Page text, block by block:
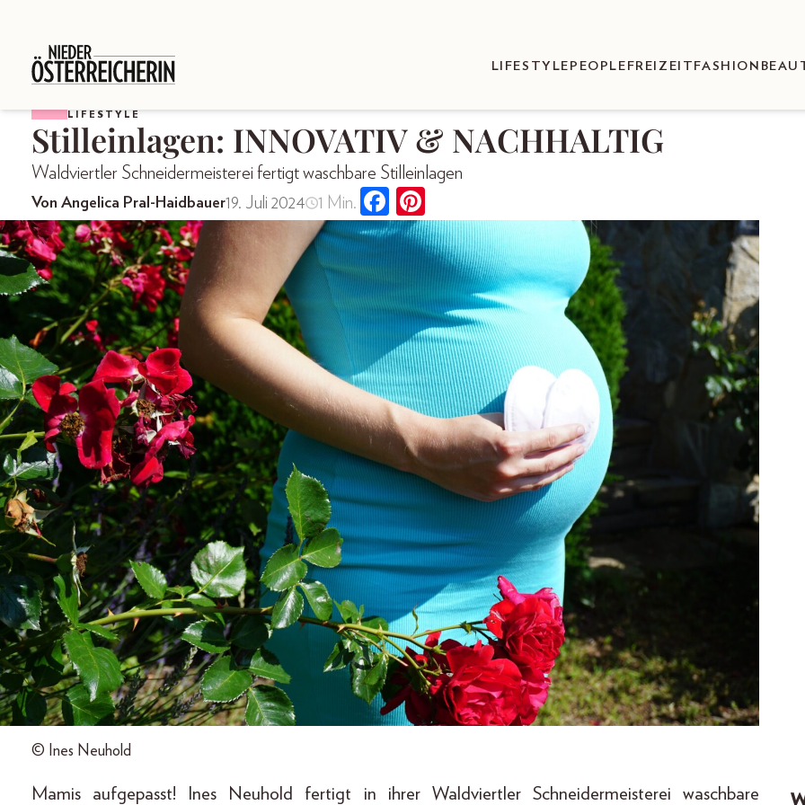
LIFESTYLE PEOPLE FREIZEIT FASHION
LIFESTYLE
Stilleinlagen: INNOVATIV & NACHHALTIG
Waldviertler Schneidermeisterei fertigt waschbare Stilleinlagen
Von Angelica Pral-Haidbauer19. Juli 2024 1 Min.
© Ines Neuhold
Mamis aufgepasst! Ines Neuhold fertigt in ihrer Waldviertler Schneidermeisterei waschbare